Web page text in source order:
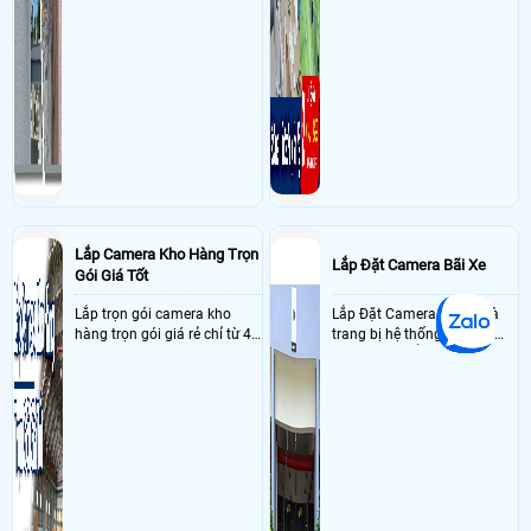
Lắp Camera Kho Hàng Trọn
Gói Giá Tốt
Lắp trọn gói camera kho
hàng trọn gói giá rẻ chỉ từ 4
Lắp Đặt Camera Bãi Xe
Lắp Đặt Camera Bãi Xe Là
trang bị hệ thống camera
nhận diện biển số tại khu